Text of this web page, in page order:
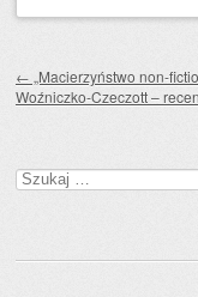
← „Macierzyństwo non-
Woźniczko-Czeczott –
Szukaj: